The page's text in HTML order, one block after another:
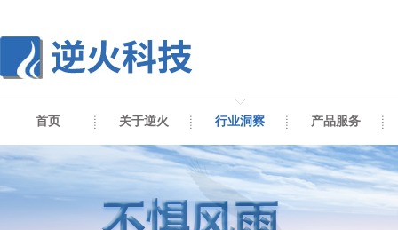
首页 关于逆火 行业洞察 产品服务